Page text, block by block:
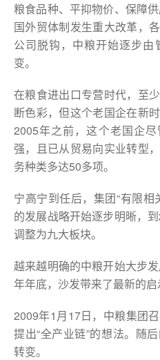
粮食品种、平抑物价、保障
国外贸体制发生重大改革，
公司脱钩，中粮开始逐步
变。
在粮食进出口专营时代，至
断色彩，但这个老国企在新
2005年之前，这个老国企
强，且已从贸易向实业转型
务种类多达50多项。
宁高宁到任后，集团“有限
的发展战略开始逐步明晰，
调整为九大板块。
越来越明确的中粮开始大步
年年底，沙发带来了最新的
2009年1月17日，中粮集团
提出“全产业链”的想法。随
转变。